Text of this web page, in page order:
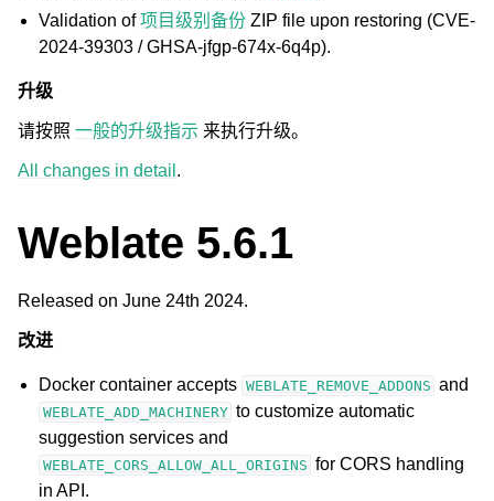
Validation of项目级别备份 ZIP file upon restoring (CVE-
2024-39303 / GHSA-jfgp-674x-6q4p).
升级
请按照 一般的升级指示 来执行升级。
All changes in detail .
Weblate 5.6.1
Released on June 24th 2024.
改进
Docker container accepts WEBLATE_REMOVE_ADDONS and
WEBLATE_ADD_MACHINERY to customize automatic
suggestion services and
WEBLATE_CORS_ALLOW_ALL_ORIGINS for CORS handling
in API.